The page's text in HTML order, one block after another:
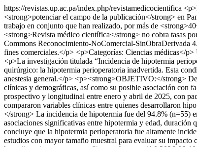
https://revistas.up.ac.pa/index.php/revistamedicocientifica
<strong>potenciar el campo de la publicación</strong> en
trabajo en conjunto que han realizado, por más de
<strong>Revista médico científica</strong> no cobra tasas
Commons Reconocimiento-NoComercial-SinObraDerivada
fines comerciales.</p> <p>Categorías: Ciencias médicas</p>
<p>La investigación titulada “Incidencia de hipotermia
quirúrgico: la hipotermia perioperatoria inadvertida. Esta
anestesia general.</p> <p><strong>OBJETIVO:</strong>
clínicas y demográficas, así como su posible asociación
prospectivo y longitudinal entre enero y abril de 2025, con
compararon variables clínicas entre quienes desarrollaron
</strong> La incidencia de hipotermia fue del 94.8% (n=55)
asociaciones significativas entre hipotermia y edad,
concluye que la hipotermia perioperatoria fue altamente
estudios con mayor tamaño muestral para evaluar su impacto